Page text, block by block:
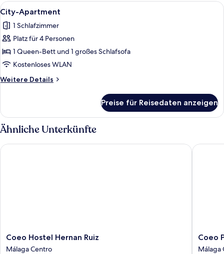
Alle
Fotos
für
City-
Apartment
anzeigen
Ein Zimmer mit einem Bett, einem
1
City-Apartment
1 Schlafzimmer
Platz für 4 Personen
1 Queen-Bett und 1 großes Schlafsofa
Kostenloses WLAN
Weitere Details
Weitere
Apartment
Preise für Reisedaten anzeigen
Ähnliche Unterkünfte
Coeo
Hostel
Coeo Hostel Hernan Ruiz
Málaga Centro
Coeo Hostel Hernan Ruiz
Coeo
Parras
Coeo
Málaga
Coeo